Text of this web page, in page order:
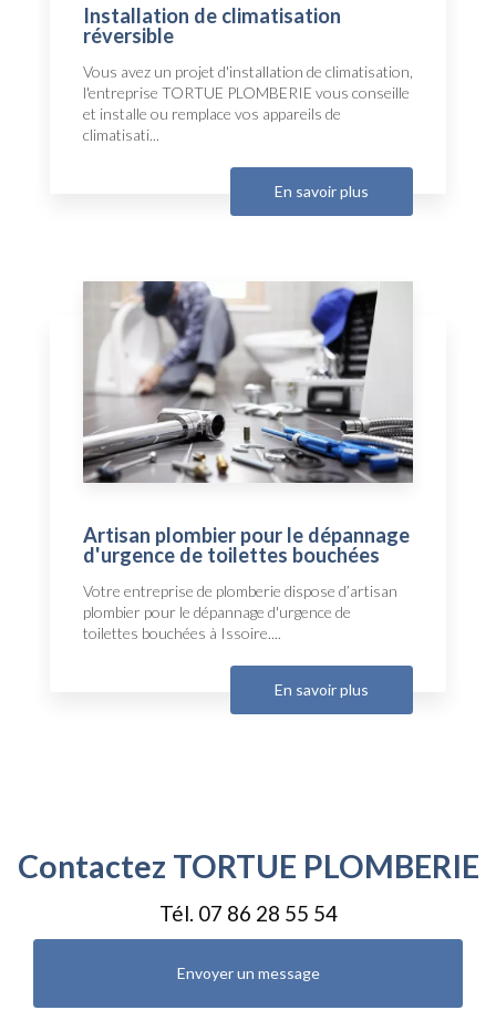
Installation de climatisation
réversible
Vous avez un projet d'installation de climatisation,
l'entreprise TORTUE PLOMBERIE vous conseille
et installe ou remplace vos appareils de
climatisati...
En savoir plus
Artisan plombier pour le dépannage
d'urgence de toilettes bouchées
Votre entreprise de plomberie dispose d’artisan
plombier pour le dépannage d'urgence de
toilettes bouchées à Issoire....
En savoir plus
Contactez TORTUE PLOMBERIE
Tél. 07 86 28 55 54
Envoyer un message